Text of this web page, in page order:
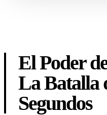
El Poder
La Batalla
Segundos